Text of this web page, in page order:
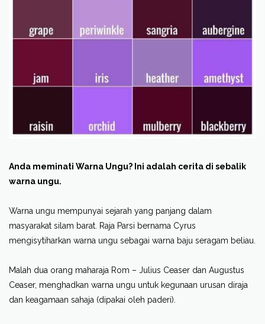
Anda meminati Warna Ungu? Ini adalah cerita di sebalik
warna ungu.
Warna ungu mempunyai sejarah yang panjang dalam
masyarakat silam barat. Raja Parsi bernama Cyrus
mengisytiharkan warna ungu sebagai warna baju seragam beliau.
Malah dua orang maharaja Rom – Julius Ceaser dan Augustus
Ceaser, menghadkan warna ungu untuk kegunaan urusan diraja
dan keagamaan sahaja (dipakai oleh paderi).